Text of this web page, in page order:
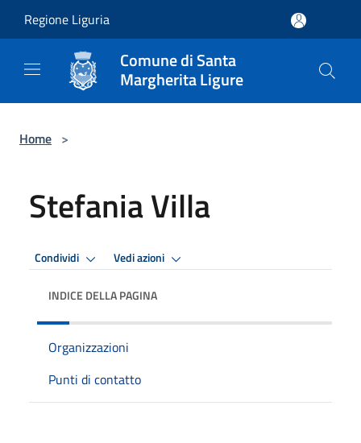
Regione Liguria
Comune di Santa
Margherita Ligure
Home >
Stefania Villa
Condividi Vedi azioni
INDICE DELLA PAGINA
Organizzazioni
Punti di contatto